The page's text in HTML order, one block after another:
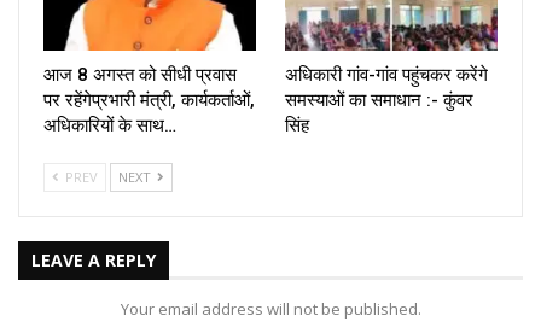
आज 8 अगस्त को सीधी प्रवास
पर रहेंगेप्रभारी मंत्री, कार्यकर्ताओं,
अधिकारियों के साथ…
अधिकारी गांव-गांव पहुंचकर करेंगे
समस्याओं का समाधान :- कुंवर
सिंह
PREV NEXT
LEAVE A REPLY
Your email address will not be published.